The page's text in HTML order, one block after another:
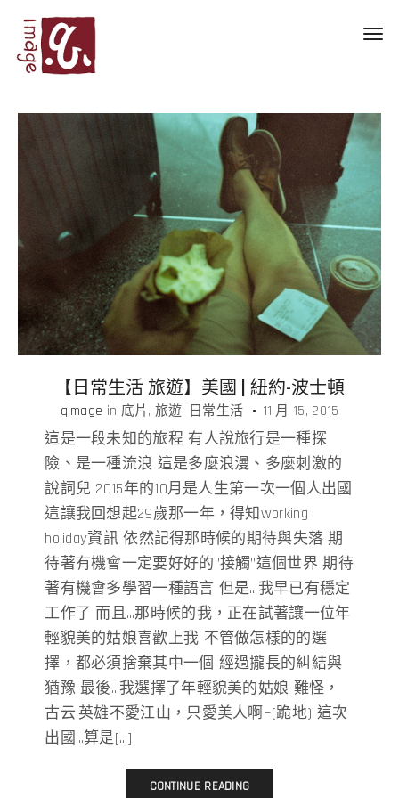
【日常生活 旅遊】美國 | 紐約-波士頓
qimage in 底片 旅遊 日常生活 11 月 15, 2015
這是一段未知的旅程 有人說旅行是一種探
險、是一種流浪 這是多麼浪漫、多麼刺激的
說詞兒 2015年的10月是人生第一次一個人出國
這讓我回想起29歲那一年，得知working
holiday資訊 依然記得那時候的期待與失落 期
待著有機會一定要好好的”接觸”這個世界 期待
著有機會多學習一種語言 但是…我早已有穩定
工作了 而且…那時候的我，正在試著讓一位年
輕貌美的姑娘喜歡上我 不管做怎樣的的選
擇，都必須捨棄其中一個 經過攏長的糾結與
猶豫 最後…我選擇了年輕貌美的姑娘 難怪，
古云:英雄不愛江山，只愛美人啊~(跪地) 這次
出國…算是[…]
CONTINUE READING